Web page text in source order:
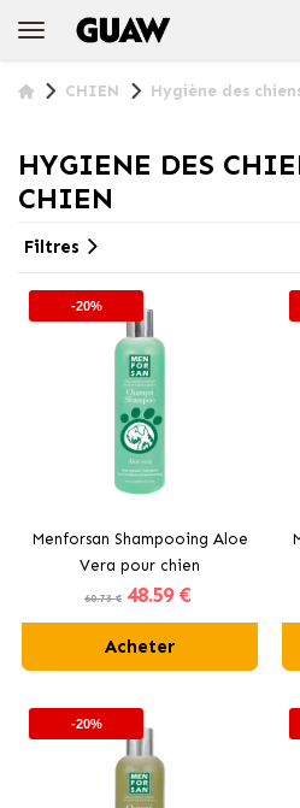
CHIEN Hygiène des
HYGIENE DES
CHIEN
Filtres
-20%
Menforsan Shampooing Aloe
Vera pour chien
60.73 € 48.59 €
Acheter
-20%